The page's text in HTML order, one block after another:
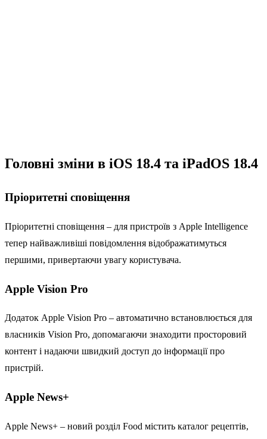
Головні зміни в iOS 18.4 та iPadOS 18.4
Пріоритетні сповіщення
Пріоритетні сповіщення – для пристроїв з Apple Intelligence
тепер найважливіші повідомлення відображатимуться
першими, привертаючи увагу користувача.
Apple Vision Pro
Додаток Apple Vision Pro – автоматично встановлюється для
власників Vision Pro, допомагаючи знаходити просторовий
контент і надаючи швидкий доступ до інформації про
пристрій.
Apple News+
Apple News+ – новий розділ Food містить каталог рецептів,